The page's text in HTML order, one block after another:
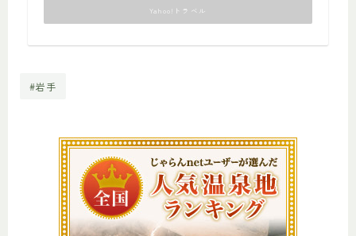
Yahoo!トラベル
#岩手